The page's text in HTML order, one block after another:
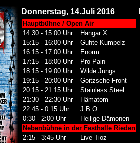
Donnerstag, 14.Juli 2016
Hauptbühne / Open Air
14:30 - 15:00 Uhr
Hangar X
15:15 - 16:00 Uhr
Guhte Kumpelz
16:15 - 17:00 Uhr
Enorm
17:15 - 18:00 Uhr
Pro Pain
18:15 - 19:00 Uhr
Wilde Jungs
19:15 - 20:00 Uhr
Goitzsche Front
20:15 - 21:15 Uhr
Stainless Steel
21:30 - 22:30 Uhr
Hämatom
22:45 - 0:15 Uhr
J.B.O.
0:30 - 2:00 Uhr
Heilige Dämonen
Nebenbühne in der Festhalle Rieden
2:15 - 3:45 Uhr
Live Tioz